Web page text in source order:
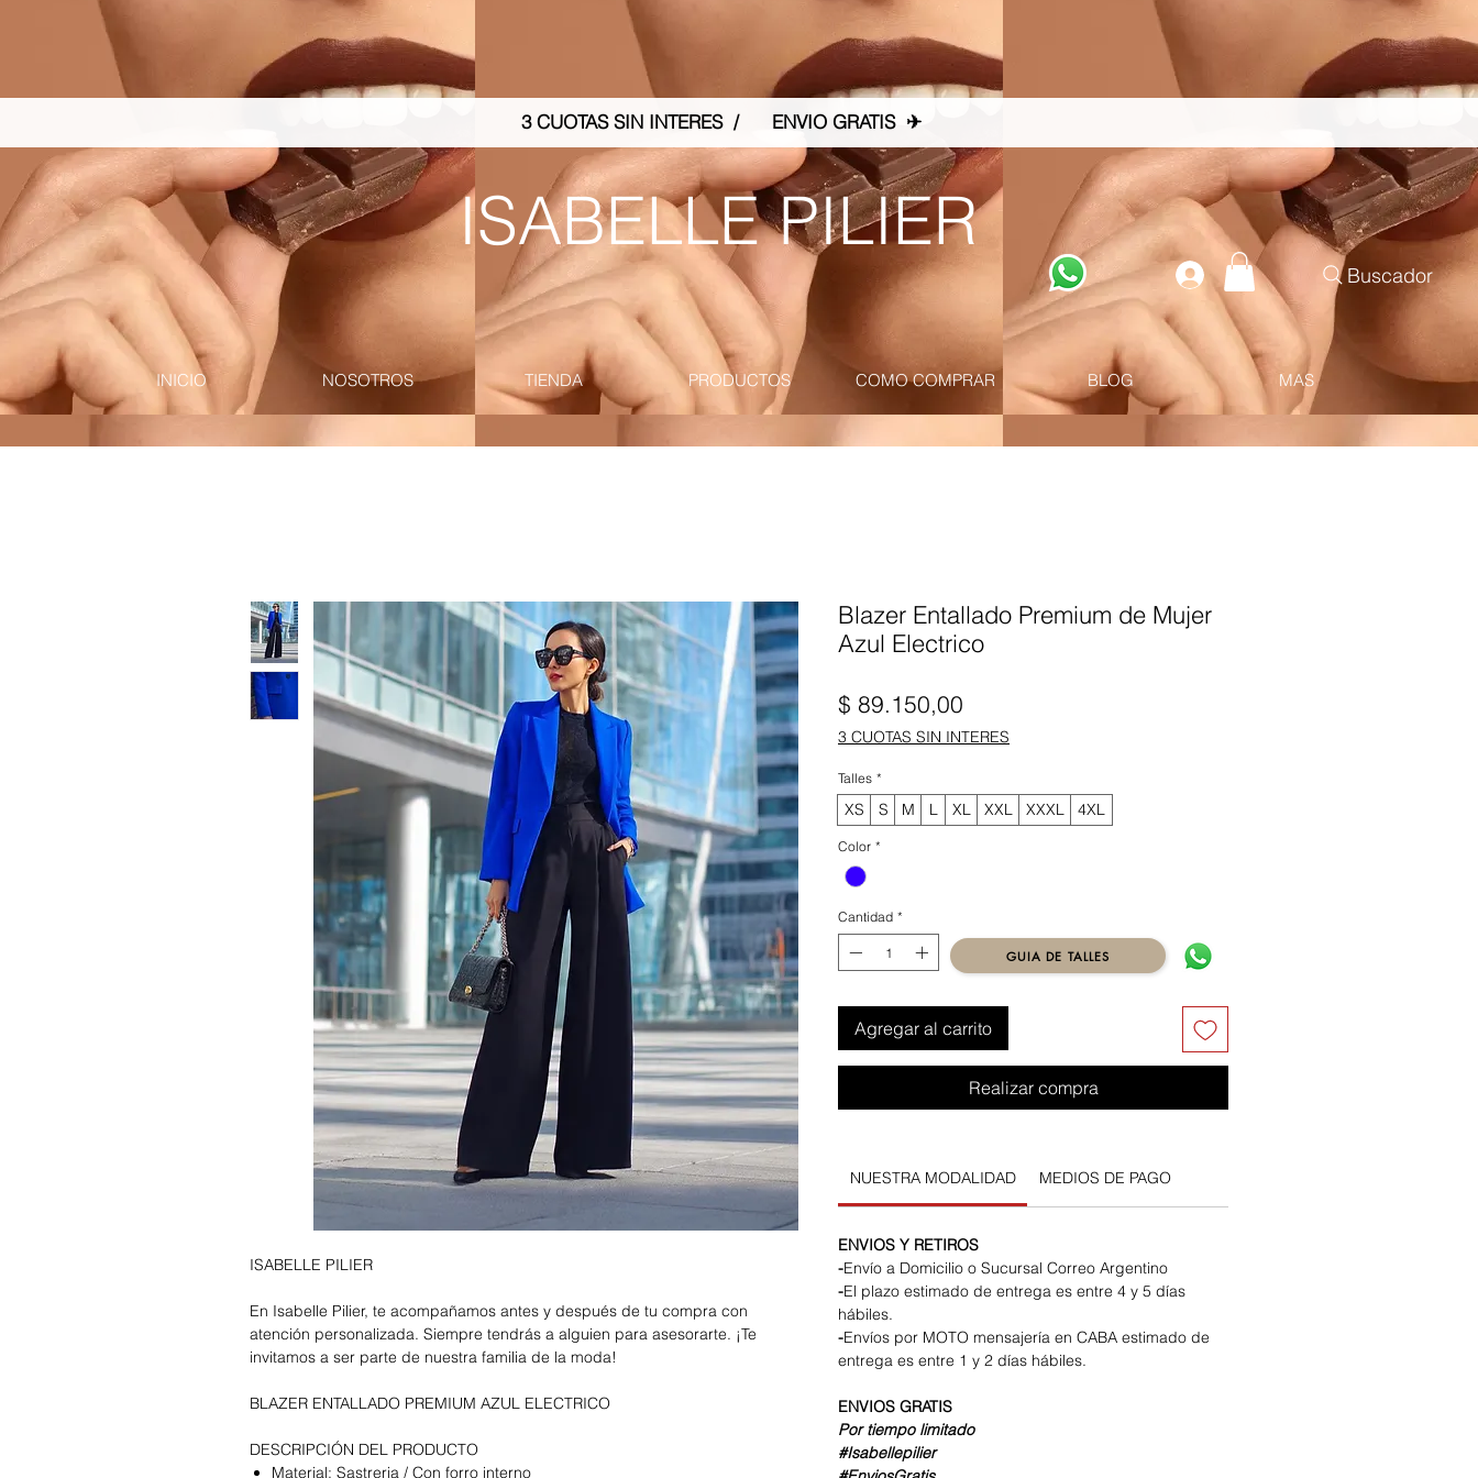
pinterest-site-verification=867dbab807973b9ac409c90f1d7cea8f
3 CUOTAS SIN INTERES / ENVIO GRATIS ✈
ISABELLE PILIER
Buscador
INICIO NOSOTROS TIENDA PRODUCTOS COMO COMPRAR BLOG MAS
ISABELLE PILIER
En Isabelle Pilier, te acompañamos antes y después de tu compra con
atención personalizada. Siempre tendrás a alguien para asesorarte. ¡Te
invitamos a ser parte de nuestra familia de la moda!
BLAZER ENTALLADO PREMIUM AZUL ELECTRICO
DESCRIPCIÓN DEL PRODUCTO
Material: Sastreria / Con forro interno
Blazer Entallado Premium de Mujer
Azul Electrico
$ 89.150,00
3 CUOTAS SIN INTERES
Talles *
XS S M L XL XXL XXXL 4XL
Color *
Cantidad *
Agregar al carrito
Realizar compra
NUESTRA MODALIDAD MEDIOS DE PAGO
ENVIOS Y RETIROS
-Envío a Domicilio o Sucursal Correo Argentino
-El plazo estimado de entrega es entre 4 y 5 días
hábiles.
-Envíos por MOTO mensajería en CABA estimado de
entrega es entre 1 y 2 días hábiles.
ENVIOS GRATIS
Por tiempo limitado
#Isabellepilier
GUIA DE TALLES